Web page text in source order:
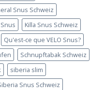
Snus Schweiz
Killa Snus Schweiz
Qu'est-ce que VELO Snus?
Schnupftabak Schweiz
siberia slim
Snus Schweiz